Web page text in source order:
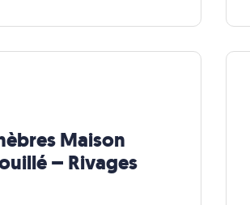
Maison
– Rivages